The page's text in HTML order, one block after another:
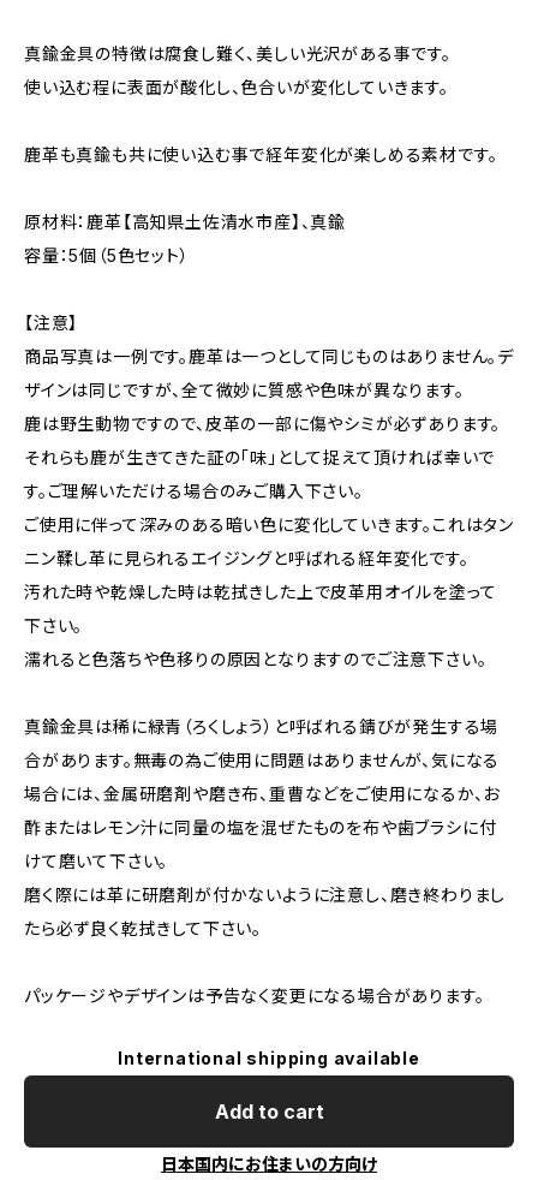
真鍮金具の特徴は腐食し難く、美しい光沢がある事です。
使い込む程に表面が酸化し、色合いが変化していきます。
鹿革も真鍮も共に使い込む事で経年変化が楽しめる素材です。
原材料：鹿革【高知県土佐清水市産】、真鍮
容量：5個（5色セット）
【注意】
商品写真は一例です。鹿革は一つとして同じものはありません。デ
ザインは同じですが、全て微妙に質感や色味が異なります。
鹿は野生動物ですので、皮革の一部に傷やシミが必ずあります。
それらも鹿が生きてきた証の「味」として捉えて頂ければ幸いで
す。ご理解いただける場合のみご購入下さい。
ご使用に伴って深みのある暗い色に変化していきます。これはタン
ニン鞣し革に見られるエイジングと呼ばれる経年変化です。
汚れた時や乾燥した時は乾拭きした上で皮革用オイルを塗って
下さい。
濡れると色落ちや色移りの原因となりますのでご注意下さい。
真鍮金具は稀に緑青（ろくしょう）と呼ばれる錆びが発生する場
合があります。無毒の為ご使用に問題はありませんが、気になる
場合には、金属研磨剤や磨き布、重曹などをご使用になるか、お
酢またはレモン汁に同量の塩を混ぜたものを布や歯ブラシに付
けて磨いて下さい。
磨く際には革に研磨剤が付かないように注意し、磨き終わりまし
たら必ず良く乾拭きして下さい。
パッケージやデザインは予告なく変更になる場合があります。
International shipping available
Add to cart
日本国内にお住まいの方向け